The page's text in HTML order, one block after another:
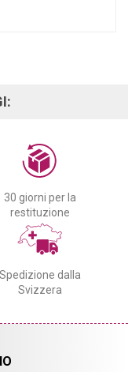
30 giorni per la
restituzione
Spedizione dalla
Svizzera